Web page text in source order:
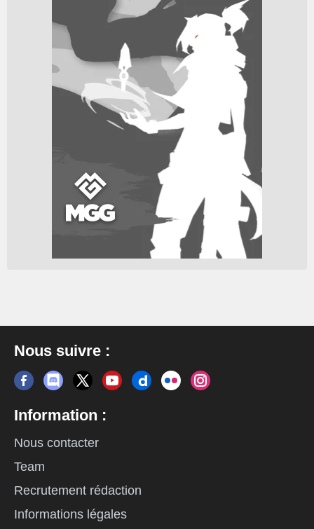
Nous suivre :
Information :
Nous contacter
Team
Recrutement rédaction
Informations légales